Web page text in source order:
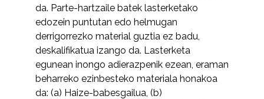
da. Parte-hartzaile batek lasterketako
edozein puntutan edo helmugan
derrigorrezko material guztia ez badu,
deskalifikatua izango da. Lasterketa
egunean inongo adierazpenik ezean, eraman
beharreko ezinbesteko materiala honakoa
da: (a) Haize-babesgailua, (b)